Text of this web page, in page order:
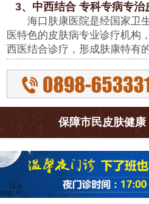
3、中西结合 专科专病专治
海口肤康医院是经国家卫
医特色的皮肤病专业诊疗机构
西医结合诊疗，形成肤康特有
保障市民皮肤健